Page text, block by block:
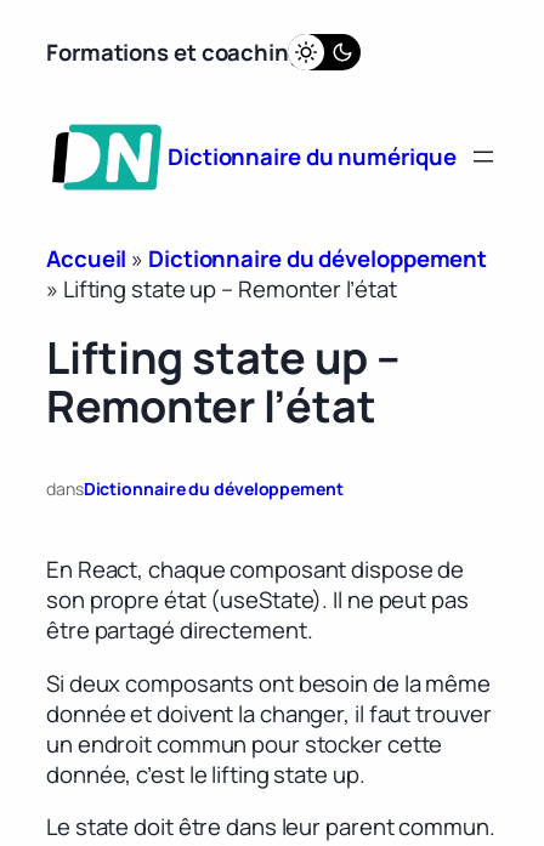
Formations et coaching
Dictionnaire du numérique
Accueil » Dictionnaire du développement
» Lifting state up – Remonter l’état
Lifting state up –
Remonter l’état
dansDictionnaire du développement
En React, chaque composant dispose de
son propre état (useState). Il ne peut pas
être partagé directement.
Si deux composants ont besoin de la même
donnée et doivent la changer, il faut trouver
un endroit commun pour stocker cette
donnée, c’est le lifting state up.
Le state doit être dans leur parent commun.